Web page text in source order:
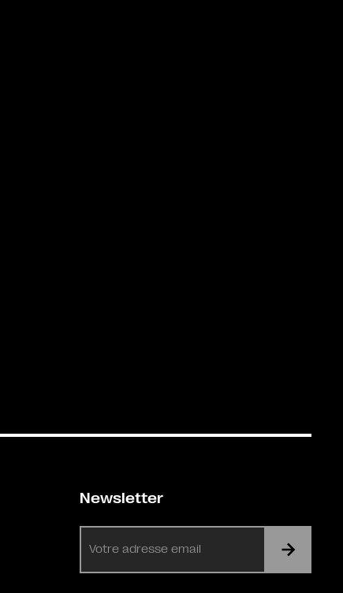
Newsletter
mail